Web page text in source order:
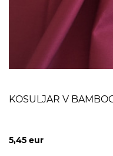
KOSULJAR V
5,45 eur